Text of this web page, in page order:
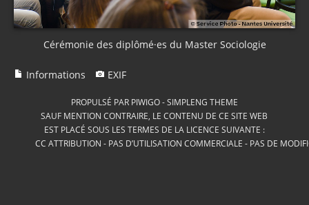
Cérémonie des diplômé·es du Master Sociologie
Informations EXIF
PROPULSÉ PAR PIWIGO-SIMPLENG THEME
SAUF MENTION CONTRAIRE, LE CONTENU DE CE SITE WEB
EST PLACÉ SOUS LES TERMES DE LA LICENCE SUIVANTE :
CC ATTRIBUTION - PAS D’UTILISATION COMMERCIALE - PAS DE